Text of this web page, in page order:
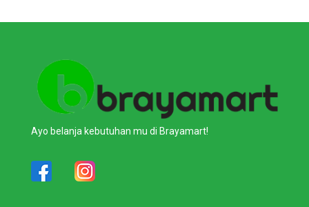
Ayo belanja kebutuhan mu di Brayamart!